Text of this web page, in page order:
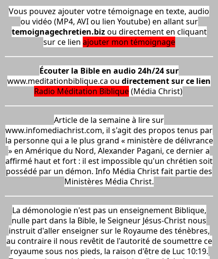
Vous pouvez ajouter votre témoignage en texte, audio
ou vidéo (MP4, AVI ou lien Youtube) en allant sur
temoignagechretien.bizou directement en cliquant
sur ce lien ajouter mon témoignage
Écouter la Bible en audio 24h/24 sur
www.meditationbiblique.ca ou directement sur ce lien
Radio Méditation Biblique(Média Christ)
Article de la semaine à lire sur
www.infomediachrist.com, il s'agit des propos tenus par
la personne qui a le plus grand « ministère de délivrance
» en Amérique du Nord, Alexander Pagani, ce dernier a
affirmé haut et fort : il est impossible qu'un chrétien soit
possédé par un démon. Info Média Christ fait partie des
Ministères Média Christ.
La démonologie n'est pas un enseignement Biblique,
nulle part dans la Bible, le Seigneur Jésus-Christ nous
instruit d'aller enseigner sur le Royaume des ténèbres,
au contraire il nous revêtit de l'autorité de soumettre ce
royaume sous nos pieds, la raison d'être de Luc 10:19.